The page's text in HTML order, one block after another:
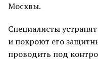
Москвы.
Специалисты
и покроют его
проводить под